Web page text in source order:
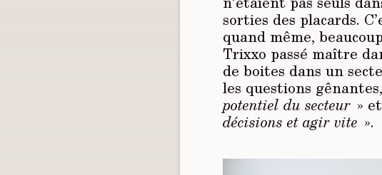
sorties des placards.
quand même,
Trixxo passé maître
de boites dans un
les questions
potentiel du secteur »
décisions et agir vite ».